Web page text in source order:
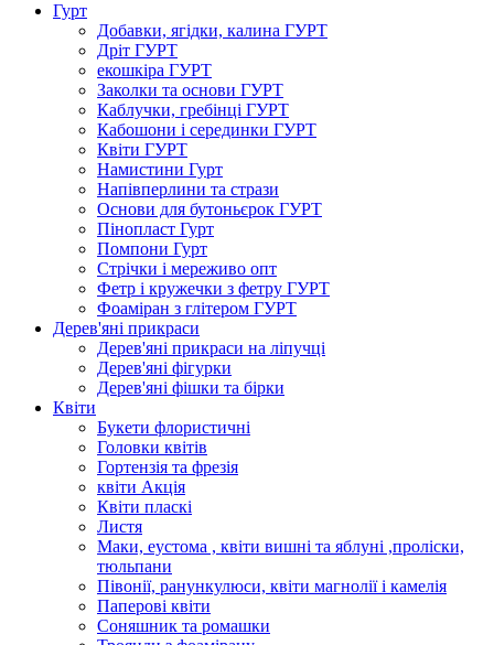
Гурт
Добавки, ягідки, калина ГУРТ
Дріт ГУРТ
екошкіра ГУРТ
Заколки та основи ГУРТ
Каблучки, гребінці ГУРТ
Кабошони і серединки ГУРТ
Квіти ГУРТ
Намистини Гурт
Напівперлини та стрази
Основи для бутоньєрок ГУРТ
Пінопласт Гурт
Помпони Гурт
Стрічки і мереживо опт
Фетр і кружечки з фетру ГУРТ
Фоаміран з глітером ГУРТ
Дерев'яні прикраси
Дерев'яні прикраси на ліпучці
Дерев'яні фігурки
Дерев'яні фішки та бірки
Квіти
Букети флористичні
Головки квітів
Гортензія та фрезія
квіти Акція
Квіти пласкі
Листя
Маки, еустома , квіти вишні та яблуні ,проліски,
тюльпани
Півонії, ранункулюси, квіти магнолії і камелія
Паперові квіти
Соняшник та ромашки